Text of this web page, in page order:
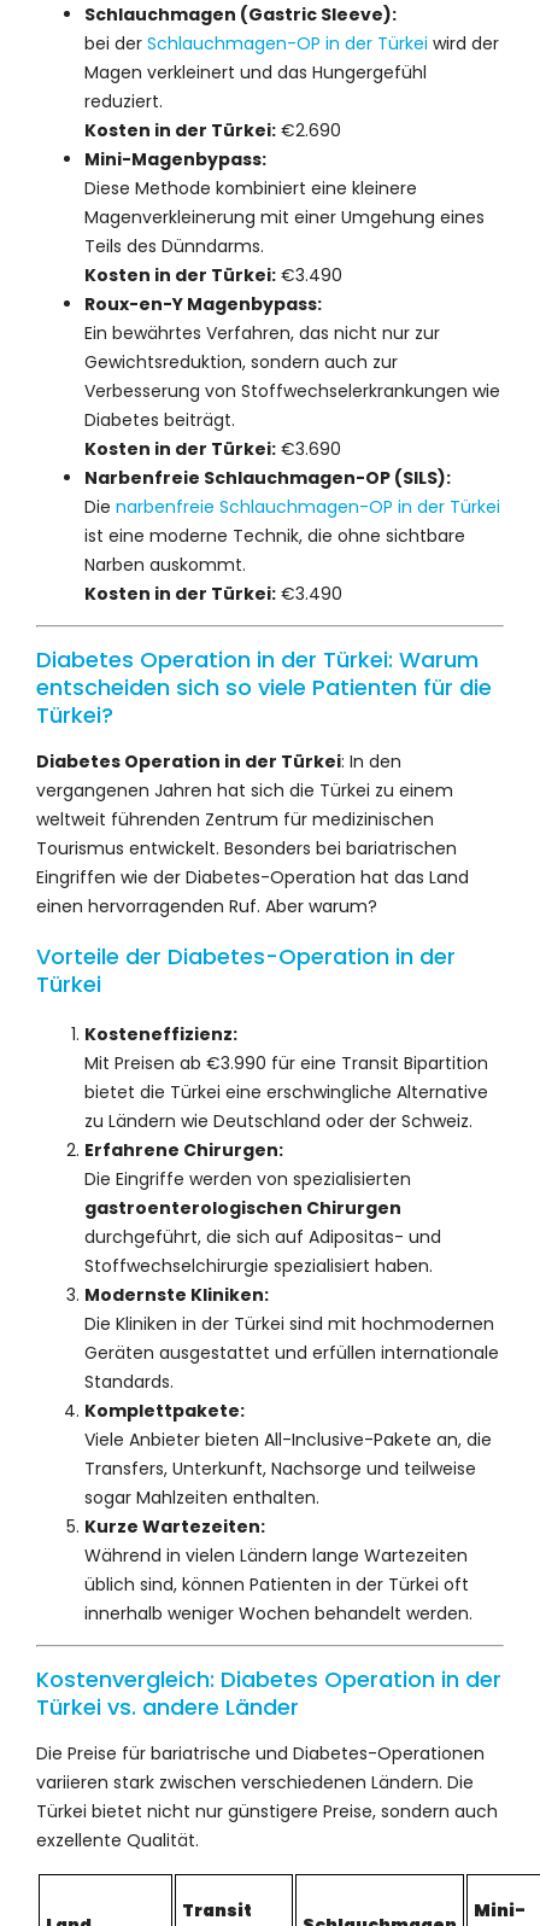
Schlauchmagen (Gastric Sleeve):
bei der Schlauchmagen-OP in der Türkei wird der
Magen verkleinert und das Hungergefühl
reduziert.
Kosten in der Türkei: €2.690
Mini-Magenbypass:
Diese Methode kombiniert eine kleinere
Magenverkleinerung mit einer Umgehung eines
Teils des Dünndarms.
Kosten in der Türkei: €3.490
Roux-en-Y Magenbypass:
Ein bewährtes Verfahren, das nicht nur zur
Gewichtsreduktion, sondern auch zur
Verbesserung von Stoffwechselerkrankungen wie
Diabetes beiträgt.
Kosten in der Türkei: €3.690
Narbenfreie Schlauchmagen-OP (SILS):
Die narbenfreie Schlauchmagen-OP in der Türkei
ist eine moderne Technik, die ohne sichtbare
Narben auskommt.
Kosten in der Türkei: €3.490
Diabetes Operation in der Türkei: Warum
entscheiden sich so viele Patienten für die
Türkei?
Diabetes Operation in der Türkei: In den
vergangenen Jahren hat sich die Türkei zu einem
weltweit führenden Zentrum für medizinischen
Tourismus entwickelt. Besonders bei bariatrischen
Eingriffen wie der Diabetes-Operation hat das Land
einen hervorragenden Ruf. Aber warum?
Vorteile der Diabetes-Operation in der
Türkei
Kosteneffizienz:
Mit Preisen ab €3.990 für eine Transit Bipartition
bietet die Türkei eine erschwingliche Alternative
zu Ländern wie Deutschland oder der Schweiz.
Erfahrene Chirurgen:
Die Eingriffe werden von spezialisierten
gastroenterologischen Chirurgen
durchgeführt, die sich auf Adipositas- und
Stoffwechselchirurgie spezialisiert haben.
Modernste Kliniken:
Die Kliniken in der Türkei sind mit hochmodernen
Geräten ausgestattet und erfüllen internationale
Standards.
Komplettpakete:
Viele Anbieter bieten All-Inclusive-Pakete an, die
Transfers, Unterkunft, Nachsorge und teilweise
sogar Mahlzeiten enthalten.
Kurze Wartezeiten:
Während in vielen Ländern lange Wartezeiten
üblich sind, können Patienten in der Türkei oft
innerhalb weniger Wochen behandelt werden.
Kostenvergleich: Diabetes Operation in der
Türkei vs. andere Länder
Die Preise für bariatrische und Diabetes-Operationen
variieren stark zwischen verschiedenen Ländern. Die
Türkei bietet nicht nur günstigere Preise, sondern auch
exzellente Qualität.
Transit Mini-